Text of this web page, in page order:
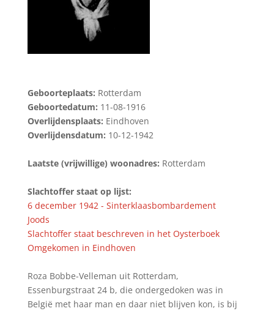
Geboorteplaats: Rotterdam
Geboortedatum: 11-08-1916
Overlijdensplaats: Eindhoven
Overlijdensdatum: 10-12-1942
Laatste (vrijwillige) woonadres: Rotterdam
Slachtoffer staat op lijst:
6 december 1942 - Sinterklaasbombardement
Joods
Slachtoffer staat beschreven in het Oysterboek
Omgekomen in Eindhoven
Roza Bobbe-Velleman uit Rotterdam,
Essenburgstraat 24 b, die ondergedoken was in
België met haar man en daar niet blijven kon, is bij